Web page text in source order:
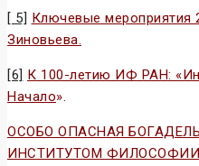
[ 5] Ключевые мероприятия
Зиновьева.
[6] К 100-летию ИФ РАН:
Начало».
ОСОБО ОПАСНАЯ
ИНСТИТУТОМ